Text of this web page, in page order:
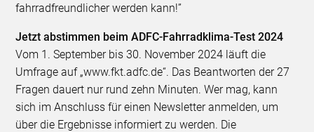
fahrradfreundlicher werden kann!”
Jetzt abstimmen beim ADFC-Fahrradklima-Test 2024
Vom 1. September bis 30. November 2024 läuft die
Umfrage auf „www.fkt.adfc.de“. Das Beantworten der 27
Fragen dauert nur rund zehn Minuten. Wer mag, kann
sich im Anschluss für einen Newsletter anmelden, um
über die Ergebnisse informiert zu werden. Die